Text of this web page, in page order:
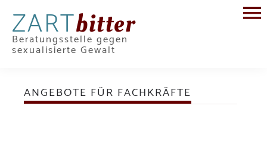
ZARTbitter
Beratungsstelle gegen
sexualisierte Gewalt
ANGEBOTE FÜR FACHKRÄFTE